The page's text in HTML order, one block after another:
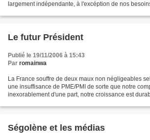
largement indépendante, à l'excéption de nos
Le futur Président
Publié le 19/11/2006 à 15:43
Par romainwa
La France souffre de deux maux non négligeables
une insuffisance de PME/PMI de sorte que notre
inexorablement d'une part, notre croissance est
Ségolène et les médias